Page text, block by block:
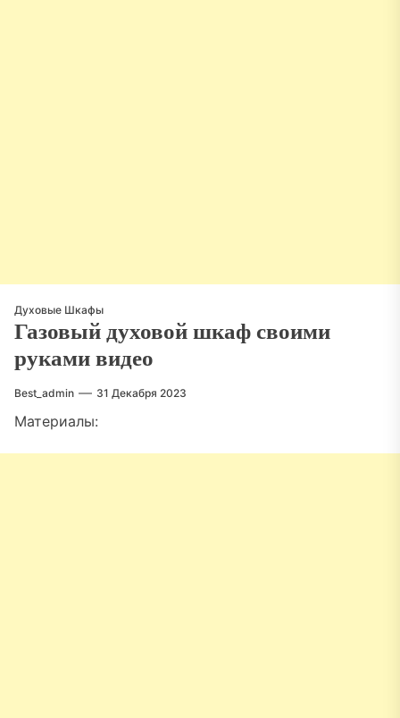
Духовые Шкафы
Газовый духовой шкаф своими
руками видео
Best_admin 31 Декабря 2023
Материалы: